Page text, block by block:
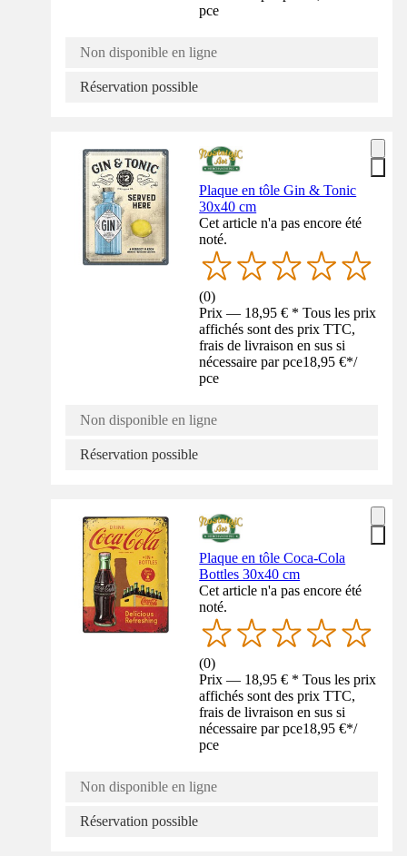
pce
Non disponible en ligne
Réservation possible
Plaque en tôle Gin & Tonic
30x40 cm
Cet article n'a pas encore été
noté.
(0)
Prix — 18,95 € * Tous les prix
affichés sont des prix TTC,
frais de livraison en sus si
nécessaire par pce18,95 €*/
pce
Non disponible en ligne
Réservation possible
Plaque en tôle Coca-Cola
Bottles 30x40 cm
Cet article n'a pas encore été
noté.
(0)
Prix — 18,95 € * Tous les prix
affichés sont des prix TTC,
frais de livraison en sus si
nécessaire par pce18,95 €*/
pce
Non disponible en ligne
Réservation possible